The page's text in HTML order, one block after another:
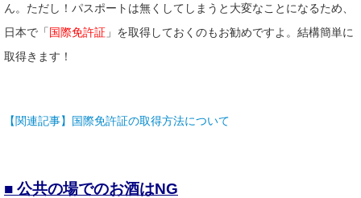
ん。ただし！パスポートは無くしてしまうと大変なことになるため、
日本で「国際免許証 」を取得しておくのもお勧めですよ。結構簡単に
取得きます！
【関連記事】国際免許証の取得方法について
■ 公共の場でのお酒はNG